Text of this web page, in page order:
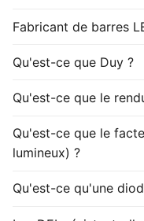
Fabricant de barres
Qu'est-ce que Duy ?
Qu'est-ce que le
Qu'est-ce que le
lumineux) ?
Qu'est-ce qu'une